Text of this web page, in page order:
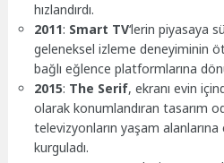
hızlandırdı.
2011: Smart TV‘lerin piyasaya
geleneksel izleme deneyiminin
bağlı eğlence platformlarına
2015: The Serif, ekranı evin
olarak konumlandıran tasarım
televizyonların yaşam
kurguladı.